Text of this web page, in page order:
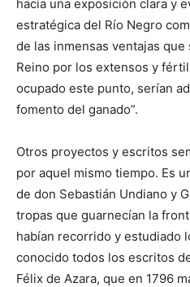
hacía una exposición clara y
estratégica del Río Negro
de las inmensas ventajas
Reino por los extensos y
ocupado este punto, serían
fomento del ganado”.
Otros proyectos y escritos
por aquel mismo tiempo. Es
de don Sebastián Undiano y
tropas que guarnecían la
habían recorrido y estudiado
conocido todos los escritos
Félix de Azara, que en 1796